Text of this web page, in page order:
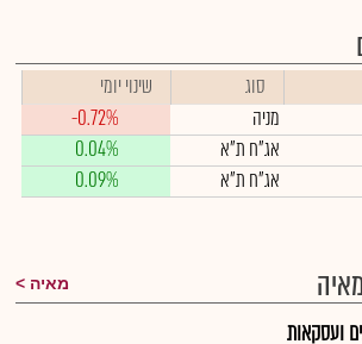
סוג
שינוי יומי
מניה
-0.72%
אג"ח ת"א
0.04%
אג"ח ת"א 0.09%
מאיה
ועסקאות